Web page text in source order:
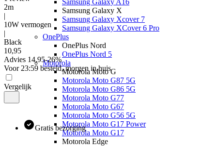
Samsung Galaxy A16
Samsung Galaxy X
Samsung Galaxy Xcover 7
Samsung Galaxy XCover 6 Pro
OnePlus
OnePlus Nord
OnePlus Nord 5
Motorola
Motorola Moto G
Motorola Moto G87 5G
Motorola Moto G86 5G
Motorola Moto G77
Motorola Moto G67
Motorola Moto G56 5G
Motorola Moto G17 Power
Motorola Moto G17
Motorola Edge
2m
|
10W vermogen
|
Black
10,95
Advies 14,95-26%
Voor 23:59 besteld, morgen in huis
Vergelijk
Gratis bezorging